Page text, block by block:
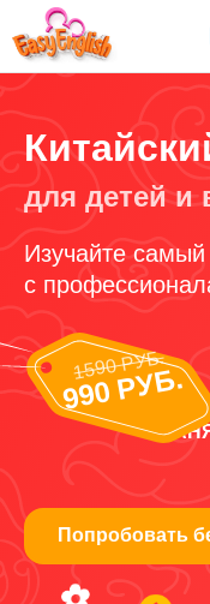
для детей и
Изучайте
с
1590 РУБ.
990 РУБ.
1
Попробовать